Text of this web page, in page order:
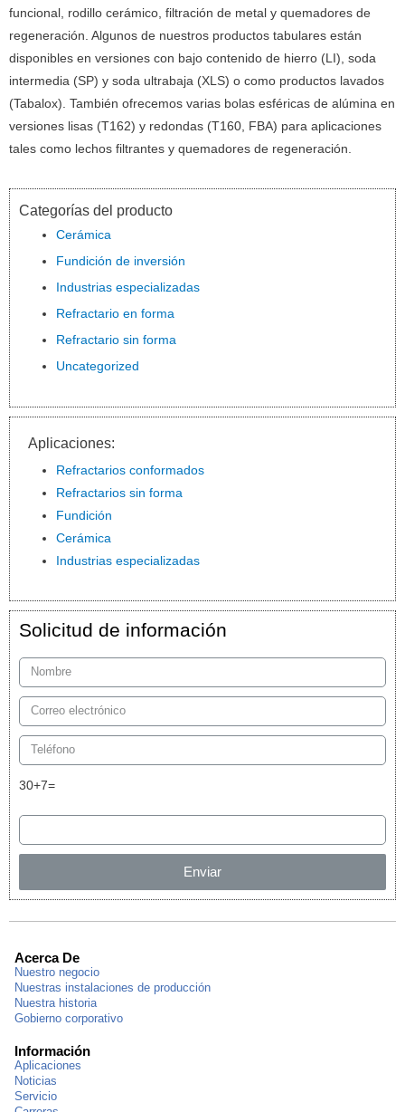
funcional, rodillo cerámico, filtración de metal y quemadores de
regeneración. Algunos de nuestros productos tabulares están
disponibles en versiones con bajo contenido de hierro (LI), soda
intermedia (SP) y soda ultrabaja (XLS) o como productos lavados
(Tabalox). También ofrecemos varias bolas esféricas de alúmina en
versiones lisas (T162) y redondas (T160, FBA) para aplicaciones
tales como lechos filtrantes y quemadores de regeneración.
Categorías del producto
Cerámica
Fundición de inversión
Industrias especializadas
Refractario en forma
Refractario sin forma
Uncategorized
Aplicaciones:
Refractarios conformados
Refractarios sin forma
Fundición
Cerámica
Industrias especializadas
Solicitud de información
30+7=
Enviar
Acerca De
Nuestro negocio
Nuestras instalaciones de producción
Nuestra historia
Gobierno corporativo
Información
Aplicaciones
Noticias
Servicio